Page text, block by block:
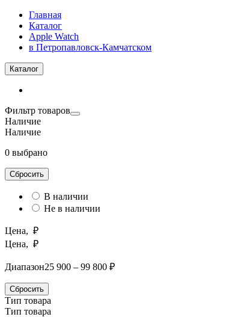
Главная
Каталог
Apple Watch
в Петропавловск-Камчатском
Каталог
Фильтр товаров
Наличие
Наличие
0 выбрано
Сбросить
В наличии
Не в наличии
Цена, ₽
Цена, ₽
Диапазон25 900 – 99 800 ₽
Сбросить
Тип товара
Тип товара